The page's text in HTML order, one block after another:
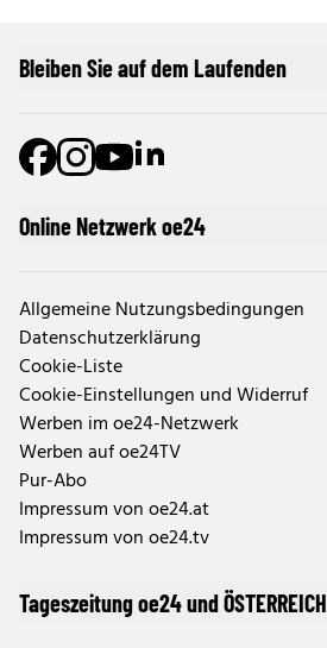
Online Netzwerk oe24
Allgemeine Nutzungsbedingungen
Datenschutzerklärung
Cookie-Liste
Cookie-Einstellungen und Widerruf
Werben im oe24-Netzwerk
Werben auf oe24TV
Pur-Abo
Impressum von oe24.at
Impressum von oe24.tv
Tageszeitung oe24 und ÖSTERREICH
Bleiben Sie auf dem Laufenden